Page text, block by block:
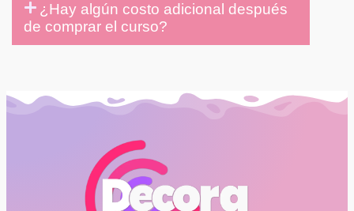
¿Hay algún costo adicional después
de comprar el curso?